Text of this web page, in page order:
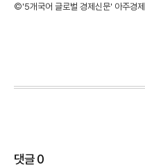
©'5개국어 글로벌 경제신문' 아주경제
댓글0